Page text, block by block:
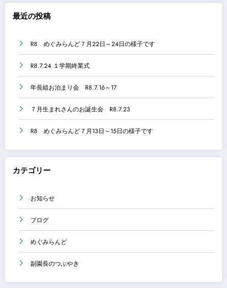
最近の投稿
R8 めぐみらんど７月22日～24日の様子です
R8.7.24 １学期終業式
年長組お泊まり会 R8.7.16～17
７月生まれさんのお誕生会 R8.7.23
R8 めぐみらんど７月13日～15日の様子です
カテゴリー
お知らせ
ブログ
めぐみらんど
副園長のつぶやき